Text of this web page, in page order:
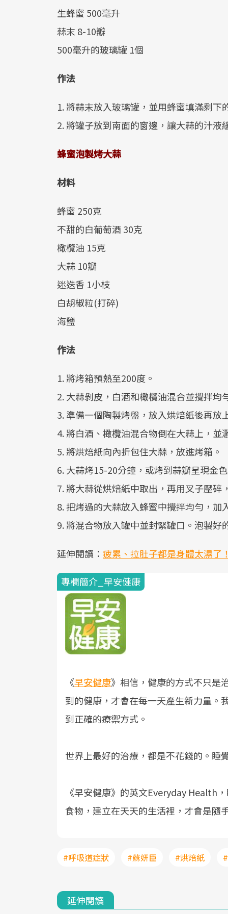
生蜂蜜 500毫升
蒜末 8-10瓣
500毫升的玻璃罐 1個
作法
1. 將蒜末放入玻璃罐，並用蜂蜜填滿剩下
2. 將罐子放到南面的窗邊，讓大蒜的汁
蜂蜜泡製烤大蒜
材料
蜂蜜 250克
不甜的白葡萄酒 30克
橄欖油 15克
大蒜 10瓣
迷迭香 1小枝
白胡椒粒(打碎)
海鹽
作法
1. 將烤箱預熱至200度。
2. 大蒜剝皮，白酒和橄欖油混合並攪拌均
3. 準備一個陶製烤盤，放入烘焙紙後再放
4. 將白酒、橄欖油混合物倒在大蒜上，並
5. 將烘焙紙向內折包住大蒜，放進烤箱。
6. 大蒜烤15-20分鐘，或烤到蒜瓣呈現金
7. 將大蒜從烘焙紙中取出，再用叉子壓
8. 把烤過的大蒜放入蜂蜜中攪拌均勻，加
9. 將混合物放入罐中並封緊罐口。泡製好
延伸閱讀： 疲累、拉肚子都是身體太濕了
專欄簡介_早安健康
《早安健康》相信，健康的方式不只是
到的健康，才會在每一天產生新力量。
到正確的療禦方式。
世界上最好的治療，都是不花錢的。睡
《早安健康》的英文Everyday Health
食物，建立在天天的生活裡，才會是隨
#呼吸道症狀 #蘇妍臣 #烘焙紙
延伸閱讀